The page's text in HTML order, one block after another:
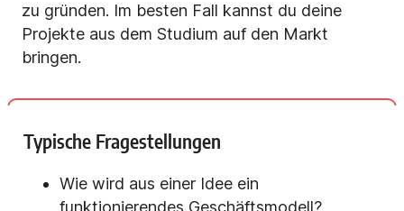
zu gründen. Im besten Fall kannst du deine
Projekte aus dem Studium auf den Markt
bringen.
Typische Fragestellungen
Wie wird aus einer Idee ein
funktionierendes Geschäftsmodell?